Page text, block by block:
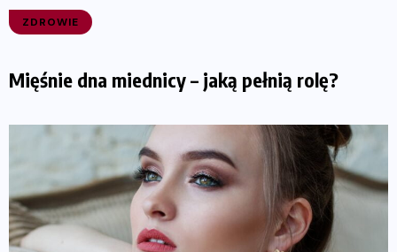
ZDROWIE
Mięśnie dna miednicy – jaką pełnią rolę?